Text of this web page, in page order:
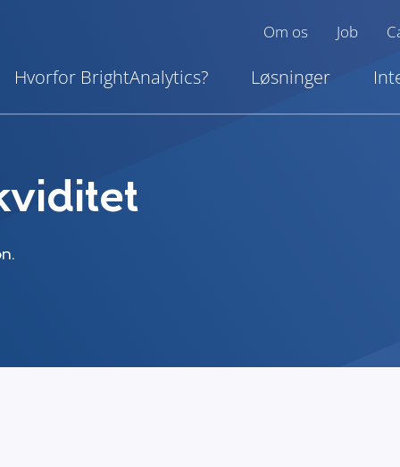
Om os Job
Hvorfor BrightAnalytics? Løsninger